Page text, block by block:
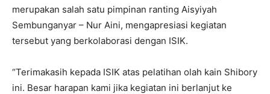
merupakan salah satu pimpinan ranting Aisyiyah
Sembunganyar – Nur Aini, mengapresiasi kegiatan
tersebut yang berkolaborasi dengan ISIK.
“Terimakasih kepada ISIK atas pelatihan olah kain Shibory
ini. Besar harapan kami jika kegiatan ini berlanjut ke